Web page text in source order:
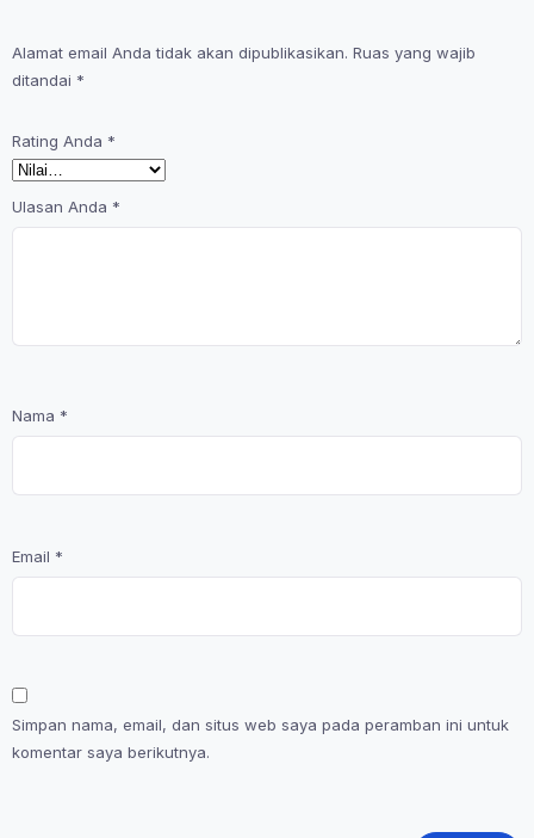
Alamat email Anda tidak akan dipublikasikan. Ruas yang wajib
ditandai *
Rating Anda *
Ulasan Anda *
Nama *
Email *
Simpan nama, email, dan situs web saya pada peramban ini untuk
komentar saya berikutnya.